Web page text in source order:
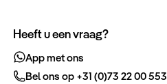
Heeft u een vraag?
App met ons
Bel ons op +31 (0)73 22 00 553